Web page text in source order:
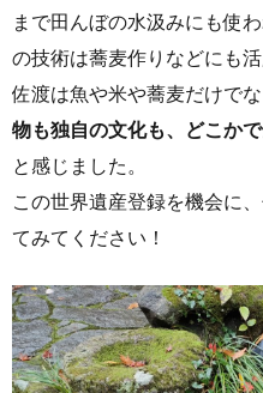
まで田んぼの水汲みにも使
の技術は蕎麦作りなどにも活
佐渡は魚や米や蕎麦だけでな
物も独自の文化も、どこか
と感じました。
この世界遺産登録を機会に
てみてください！